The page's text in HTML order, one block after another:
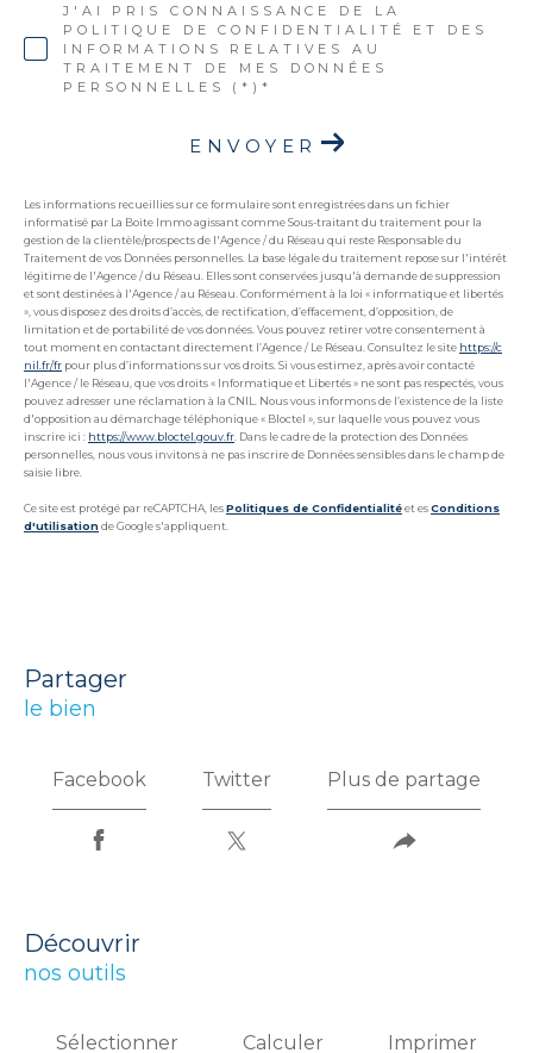
J'AI PRIS CONNAISSANCE DE LA
POLITIQUE DE CONFIDENTIALITÉ ET DES
INFORMATIONS RELATIVES AU
TRAITEMENT DE MES DONNÉES
PERSONNELLES (*)*
ENVOYER
Les informations recueillies sur ce formulaire sont enregistrées dans un fichier
informatisé par La Boite Immo agissant comme Sous-traitant du traitement pour la
gestion de la clientèle/prospects de l'Agence / du Réseau qui reste Responsable du
Traitement de vos Données personnelles. La base légale du traitement repose sur l'intérêt
légitime de l'Agence / du Réseau. Elles sont conservées jusqu'à demande de suppression
et sont destinées à l'Agence / au Réseau. Conformément à la loi « informatique et libertés
», vous disposez des droits d’accès, de rectification, d’effacement, d’opposition, de
limitation et de portabilité de vos données. Vous pouvez retirer votre consentement à
tout moment en contactant directement l’Agence / Le Réseau. Consultez le site https://c
nil.fr/fr pour plus d’informations sur vos droits. Si vous estimez, après avoir contacté
l'Agence / le Réseau, que vos droits « Informatique et Libertés » ne sont pas respectés, vous
pouvez adresser une réclamation à la CNIL. Nous vous informons de l’existence de la liste
d'opposition au démarchage téléphonique « Bloctel », sur laquelle vous pouvez vous
inscrire ici : https://www.bloctel.gouv.fr. Dans le cadre de la protection des Données
personnelles, nous vous invitons à ne pas inscrire de Données sensibles dans le champ de
saisie libre.
Ce site est protégé par reCAPTCHA, lesPolitiques de Confidentialitéet esConditions
d'utilisationde Google s'appliquent.
partager
le bien
Facebook Twitter Plus de partage
découvrir
nos outils
Sélectionner Calculer Imprimer